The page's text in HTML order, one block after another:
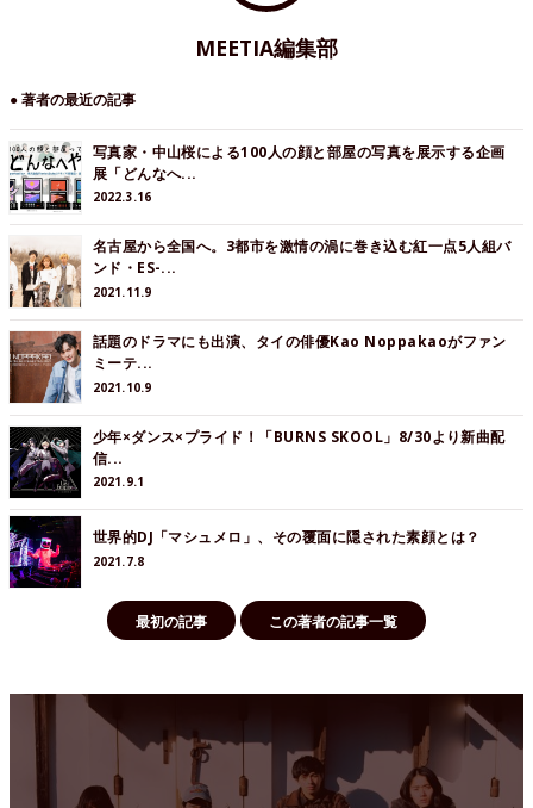
MEETIA編集部
● 著者の最近の記事
写真家・中山桜による100人の顔と部屋の写真を展示する企画
展「どんなへ...
2022.3.16
名古屋から全国へ。3都市を激情の渦に巻き込む紅一点5人組バ
ンド・ES-...
2021.11.9
話題のドラマにも出演、タイの俳優Kao Noppakaoがファン
ミーテ...
2021.10.9
少年×ダンス×プライド！「BURNS SKOOL」8/30より新曲配
信...
2021.9.1
世界的DJ「マシュメロ」、その覆面に隠された素顔とは？
2021.7.8
最初の記事 この著者の記事一覧